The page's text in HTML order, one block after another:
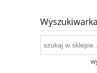
Wyszukiwarka